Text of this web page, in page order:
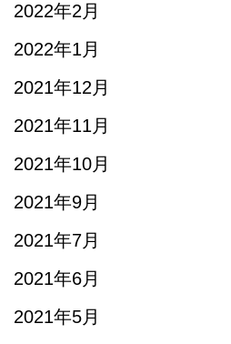
2022年2月
2022年1月
2021年12月
2021年11月
2021年10月
2021年9月
2021年7月
2021年6月
2021年5月